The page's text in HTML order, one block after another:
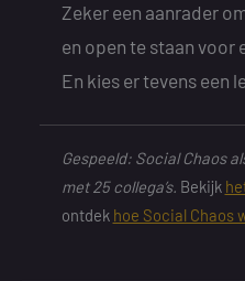
Zeker een aanrader
en open te staan voor
En kies er tevens een
Gespeeld: Social Chaos
met 25 collega’s. Bekijk
ontdek hoe Social Chaos